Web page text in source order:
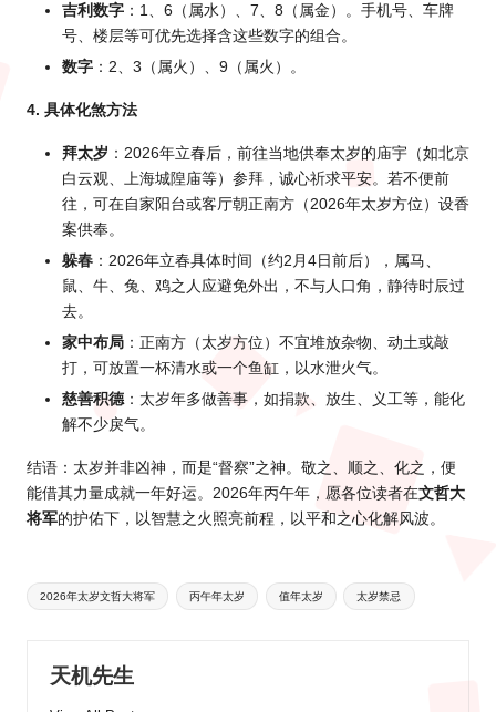
吉利数字 ：1、6（属水）、7、8（属金）。手机号、车牌
号、楼层等可优先选择含这些数字的组合。
数字 ：2、3（属火）、9（属火）。
4. 具体化煞方法
拜太岁 ：2026年立春 后，前往当地供奉太岁的庙宇（如北京
白云观、上海城隍庙等）参拜，诚心祈求平安。若不便前
往，可在自家阳台或客厅朝正南方（2026年太岁方位）设香
案供奉。
躲春 ：2026年立春具体时间（约2月4日前后），属马、
鼠、牛、兔、鸡之人应避免外出，不与人口角，静待时辰过
去。
家中布局 ：正南方（太岁方位）不宜堆放杂物、动土或敲
打，可放置一杯清水或一个鱼缸，以水泄火气。
慈善积德 ：太岁年多做善事，如捐款、放生、义工等，能化
解不少戾气。
结语：太岁并非凶神，而是“督察”之神。敬之、顺之、化之，便
能借其力量成就一年好运。2026年丙午年，愿各位读者在文哲大
将军的护佑下，以智慧之火照亮前程，以平和之心化解风波。
Tags:
2026年太岁文哲大将军 丙午年太岁 值年太岁 太岁禁忌
天机先生